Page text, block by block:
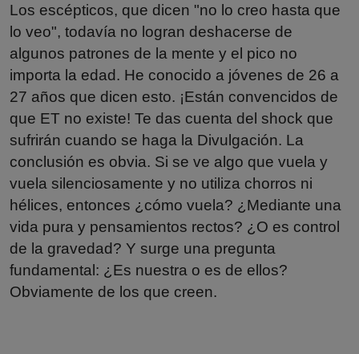
Los escépticos, que dicen "no lo creo hasta que
lo veo", todavía no logran deshacerse de
algunos patrones de la mente y el pico no
importa la edad. He conocido a jóvenes de 26 a
27 años que dicen esto. ¡Están convencidos de
que ET no existe! Te das cuenta del shock que
sufrirán cuando se haga la Divulgación. La
conclusión es obvia. Si se ve algo que vuela y
vuela silenciosamente y no utiliza chorros ni
hélices, entonces ¿cómo vuela? ¿Mediante una
vida pura y pensamientos rectos? ¿O es control
de la gravedad? Y surge una pregunta
fundamental: ¿Es nuestra o es de ellos?
Obviamente de los que creen.